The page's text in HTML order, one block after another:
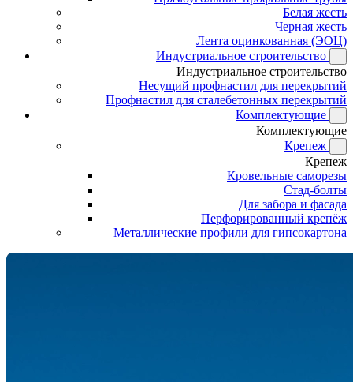
Белая жесть
Черная жесть
Лента оцинкованная (ЭОЦ)
Индустриальное строительство
Индустриальное строительство
Несущий профнастил для перекрытий
Профнастил для сталебетонных перекрытий
Комплектующие
Комплектующие
Крепеж
Крепеж
Кровельные саморезы
Стад-болты
Для забора и фасада
Перфорированный крепёж
Металлические профили для гипсокартона